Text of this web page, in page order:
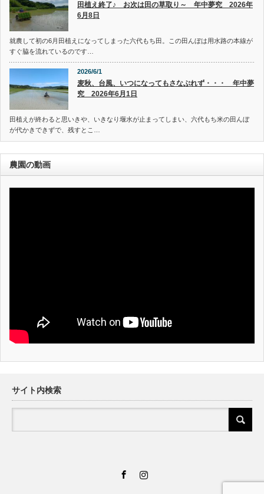
田植え終了♪ お次は田の草取り～ 年中夢究 2026年
6月8日
就農して初の6月田植えになってしまった六代もち田。この田んぼは用水路の本線が
すぐ脇を流れているのです…
2026/6/1
麦秋、台風、いつになってもさなぶれず・・・ 年中夢
究 2026年6月1日
田植えが終わると思いきや、いきなり堰水が止まってしまい、六代もち米の田んぼ
が代かきできずで、残すとこ…
農園の動画
サイト内検索